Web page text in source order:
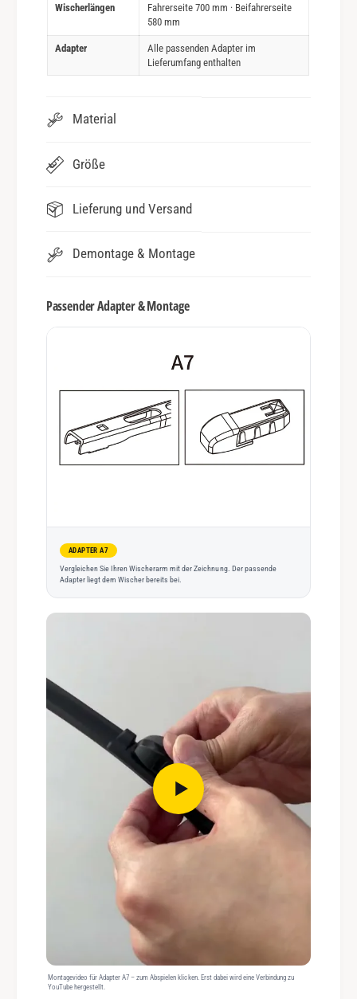
Wischerlängen
Fahrerseite 700 mm · Beifahrerseite
580 mm
Adapter
Alle passenden Adapter im
Lieferumfang enthalten
Material
Größe
Lieferung und Versand
Demontage & Montage
Passender Adapter & Montage
ADAPTER A7
Vergleichen Sie Ihren Wischerarm mit der Zeichnung. Der passende
Adapter liegt dem Wischer bereits bei.
Montagevideo für Adapter A7 – zum Abspielen klicken. Erst dabei wird eine Verbindung zu
YouTube hergestellt.